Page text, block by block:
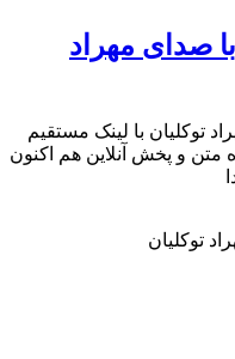
صدای مهراد
توکلیان با لینک مستقیم
متن و پخش آنلاین هم اکنون